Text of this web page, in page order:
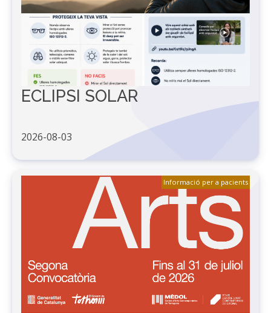
ECLIPSI SOLAR
2026-08-03
Informació per a pacients